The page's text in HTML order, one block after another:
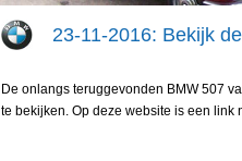
23-11-2016: Bekijk
De onlangs teruggevonden BMW 507
te bekijken. Op deze website is een